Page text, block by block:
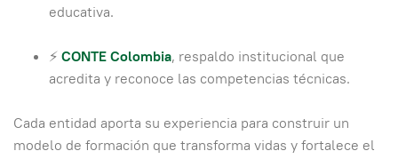
educativa.
⚡CONTE Colombia, respaldo institucional que
acredita y reconoce las competencias técnicas.
Cada entidad aporta su experiencia para construir un
modelo de formación que transforma vidas y fortalece el